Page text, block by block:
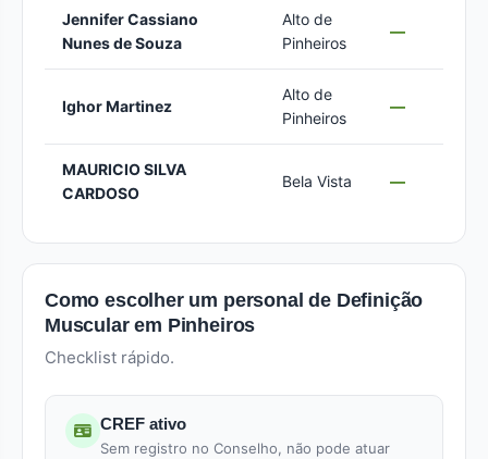
Jennifer Cassiano
Nunes de Souza
Alto de
Pinheiros
—
Ighor Martinez
Alto de
Pinheiros
—
MAURICIO SILVA
CARDOSO
Bela Vista —
Como escolher um personal de Definição
Muscular em Pinheiros
Checklist rápido.
CREF ativo
Sem registro no Conselho, não pode atuar